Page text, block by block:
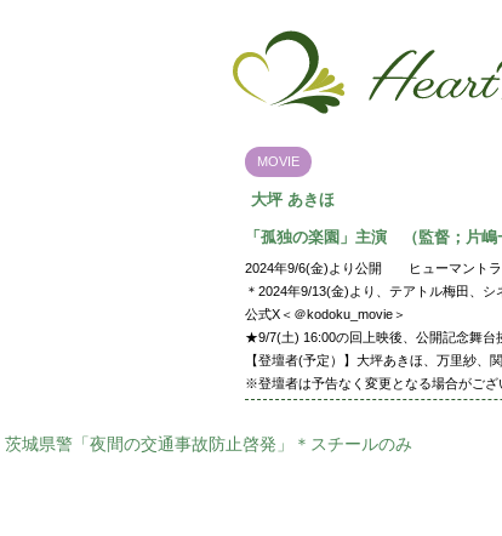
MOVIE
大坪 あきほ
「孤独の楽園」主演 （監督；片嶋
2024年9/6(金)より公開 ヒューマントラ
＊2024年9/13(金)より、テアトル梅田、
公式X＜＠kodoku_movie＞
★9/7(土) 16:00の回上映後、公開記念舞
【登壇者(予定）】大坪あきほ、万里紗
※登壇者は予告なく変更となる場合がござ
茨城県警「夜間の交通事故防止啓発」＊スチールのみ